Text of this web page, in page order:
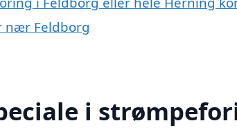
nær Feldborg
i